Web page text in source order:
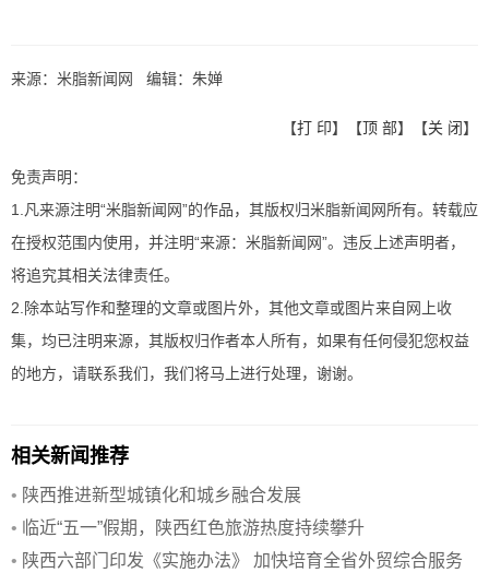
来源：米脂新闻网 编辑：朱婵
【打 印】【顶 部】【关 闭】
免责声明：
1.凡来源注明“米脂新闻网”的作品，其版权归米脂新闻网所有。转载应
在授权范围内使用，并注明“来源：米脂新闻网”。违反上述声明者，
将追究其相关法律责任。
2.除本站写作和整理的文章或图片外，其他文章或图片来自网上收
集，均已注明来源，其版权归作者本人所有，如果有任何侵犯您权益
的地方，请联系我们，我们将马上进行处理，谢谢。
相关新闻推荐
• 陕西推进新型城镇化和城乡融合发展
• 临近“五一”假期，陕西红色旅游热度持续攀升
• 陕西六部门印发《实施办法》 加快培育全省外贸综合服务